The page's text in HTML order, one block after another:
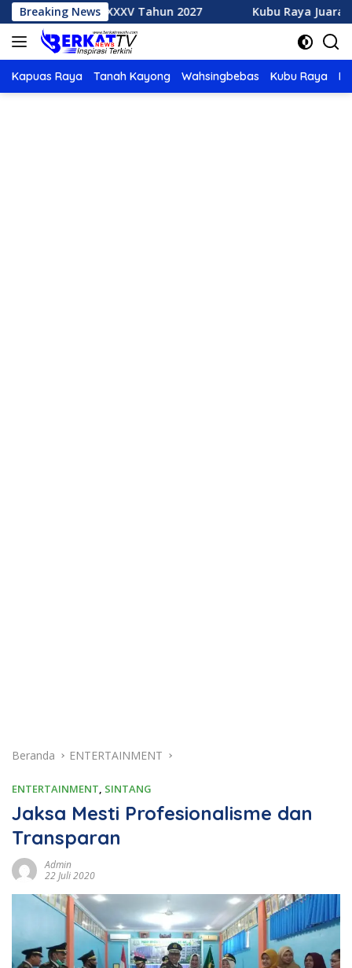
Langsung
ke
konten
Breaking News
XXXV Tahun 2027 Kubu Raya Juara Umum
Kapuas Raya Tanah Kayong Wahsingbebas Kubu Raya
Beranda ENTERTAINMENT
ENTERTAINMENT, SINTANG
Jaksa Mesti Profesionalisme dan
Transparan
Admin
22 Juli 2020